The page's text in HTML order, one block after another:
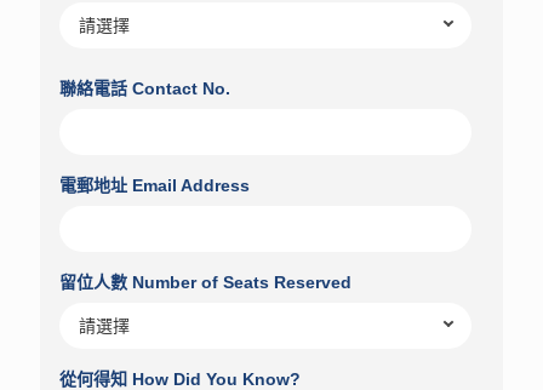
聯絡電話 Contact No.
電郵地址 Email Address
留位人數 Number of Seats Reserved
從何得知 How Did You Know?